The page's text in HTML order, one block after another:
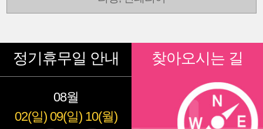
정기휴무일 안내
08월
02(일) 09(일) 10(월)
찾아오시는 길